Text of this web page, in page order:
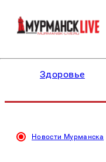
Здоровье
Новости Мурманска